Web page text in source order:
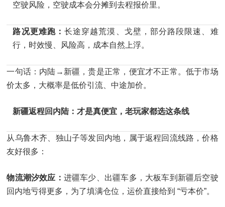
空驶风险，空驶成本会分摊到去程报价里。
路况更难跑： 长途穿越荒漠、戈壁，部分路段限速、难
行，时效慢、风险高，成本自然上浮。
一句话：内陆→新疆，贵是正常，便宜才不正常。低于市场
价太多，大概率是低价引流、中途加价。
新疆返程回内陆：才是真便宜，老玩家都选这条线
从乌鲁木齐、独山子等发回内地，属于返程回流线路，价格
友好很多：
物流潮汐效应： 进疆车少、出疆车多，大板车到新疆后空驶
回内地亏得更多，为了填满仓位，运价直接给到 “亏本价”。